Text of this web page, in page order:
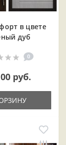
в цвете
дуб
0
руб.